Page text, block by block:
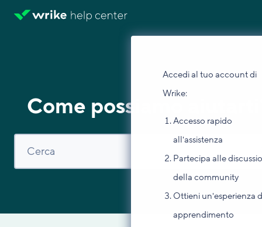
Accedi al tuo account di
Wrike:
Accesso rapido
all'assistenza
Partecipa alle
della community
Ottieni un'esperienza
apprendimento
Come possiamo